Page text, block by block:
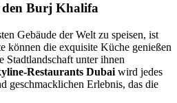
Burj Khalifa
Gebäude der Welt zu speisen, ist
können die exquisite Küche genießen
Stadtlandschaft unter ihnen
Restaurants Dubai wird jedes
geschmacklichen Erlebnis, das die